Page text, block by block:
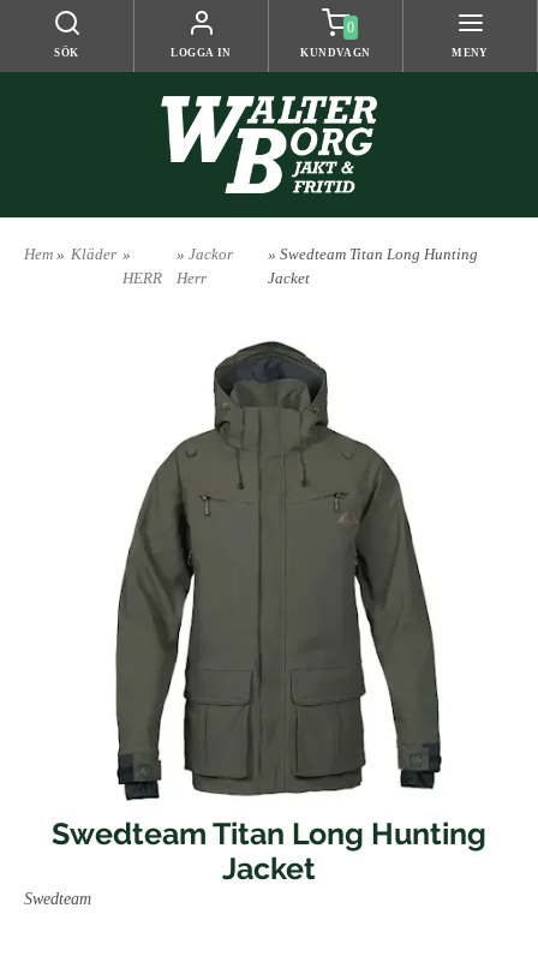
SÖK LOGGA IN
0
KUNDVAGN MENY
Hem » Kläder »
HERR
»Jackor
Herr
» Swedteam Titan Long Hunting
Jacket
Swedteam Titan Long Hunting
Jacket
Swedteam